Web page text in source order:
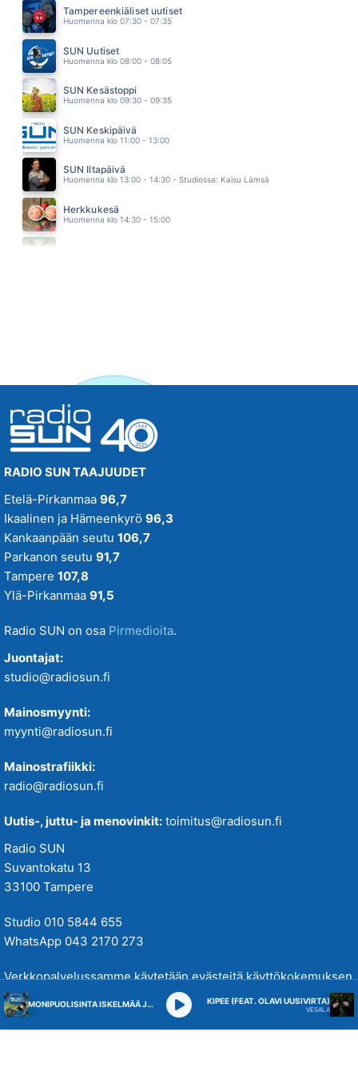
HALOO HELSINKI
12.15
KURRE
12.12
Tampereenkiäliset uutiset
Huomenna klo 07:30 - 07:35
SUN Uutiset
Huomenna klo 08:00 - 08:05
SUN Kesästoppi
Huomenna klo 09:30 - 09:35
SUN Keskipäivä
Huomenna klo 11:00 - 13:00
SUN Iltapäivä
Huomenna klo 13:00 - 14:30 - Studiossa: Kaisu Lämsä
Herkkukesä
Huomenna klo 14:30 - 15:00
RADIO SUN TAAJUUDET
Etelä-Pirkanmaa 96,7
Ikaalinen ja Hämeenkyrö 96,3
Kankaanpään seutu 106,7
Parkanon seutu 91,7
Tampere 107,8
Ylä-Pirkanmaa 91,5
Radio SUN on osa Pirmedioita.
Juontajat:
studio@radiosun.fi
Mainosmyynti:
myynti@radiosun.fi
Mainostrafiikki:
radio@radiosun.fi
Uutis-, juttu- ja menovinkit: toimitus@radiosun.fi
Radio SUN
Suvantokatu 13
33100 Tampere
Studio 010 5844 655
WhatsApp 043 2170 273
Verkkopalvelussamme käytetään evästeitä käyttökokemuksen
parantamiseksi. Tutustu tietosuojakäytäntöihimmetäällä.
MONIPUOLISINTA ISKELMÄÄ JA PARASTA POPPIA KIPEE (FEAT. OLAVI UUSIVIRTA)
VESALA